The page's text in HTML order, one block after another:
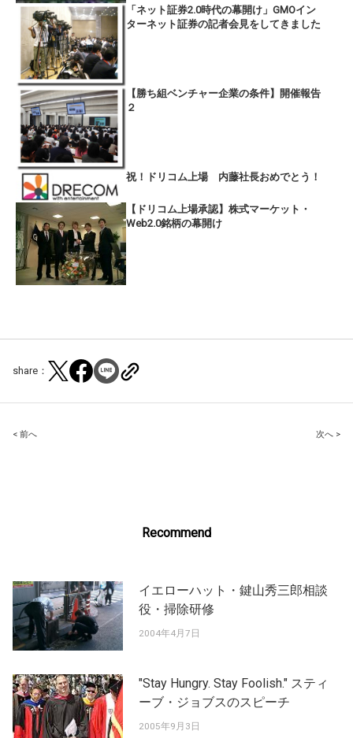
「ネット証券2.0時代の幕開け」GMOイン
ターネット証券の記者会見をしてきました
【勝ち組ベンチャー企業の条件】開催報告
２
祝！ドリコム上場 内藤社長おめでとう！
【ドリコム上場承認】株式マーケット・
Web2.0銘柄の幕開け
share：
Post
< 前へ 次へ >
Recommend
イエローハット・鍵山秀三郎相談
役・掃除研修
2004年4月7日
"Stay Hungry. Stay Foolish." スティ
ーブ・ジョブスのスピーチ
2005年9月3日